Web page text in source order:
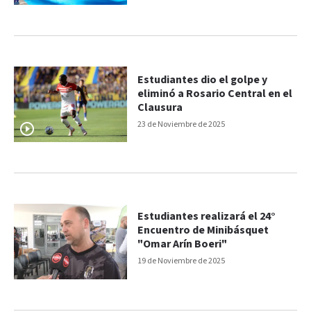
23 de Noviembre de 2025
Estudiantes dio el golpe y
eliminó a Rosario Central en el
Clausura
19 de Noviembre de 2025
Estudiantes realizará el 24°
Encuentro de Minibásquet
"Omar Arín Boeri"